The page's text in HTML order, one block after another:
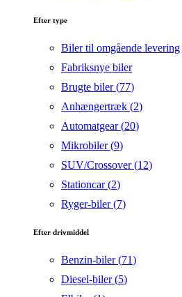
Efter type
Biler til omgående levering
Fabriksnye biler
Brugte biler (77)
Anhængertræk (2)
Automatgear (20)
Mikrobiler (9)
SUV/Crossover (12)
Stationcar (2)
Ryger-biler (7)
Efter drivmiddel
Benzin-biler (71)
Diesel-biler (5)